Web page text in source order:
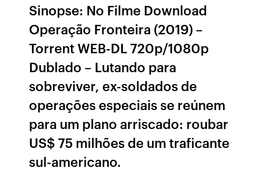
Sinopse: No Filme Download
Operação Fronteira (2019) –
Torrent WEB-DL 720p/1080p
Dublado – Lutando para
sobreviver, ex-soldados de
operações especiais se reúnem
para um plano arriscado: roubar
US$ 75 milhões de um traficante
sul-americano.